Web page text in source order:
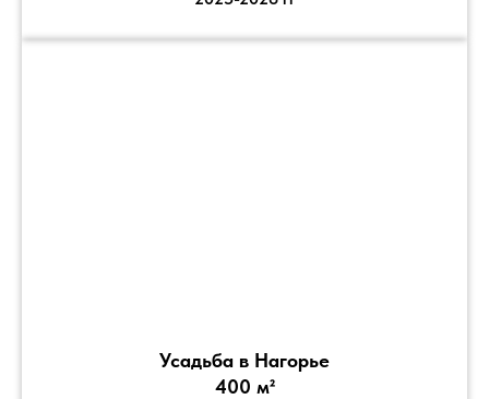
Усадьба в Нагорье
400 м²